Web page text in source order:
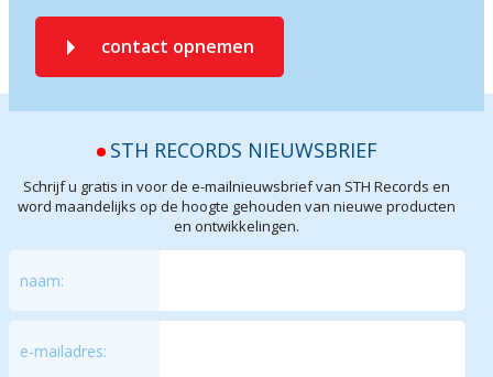
contact opnemen
STH RECORDS NIEUWSBRIEF
Schrijf u gratis in voor de e-mailnieuwsbrief van STH Records en
word maandelijks op de hoogte gehouden van nieuwe producten
en ontwikkelingen.
naam:
e-mailadres: